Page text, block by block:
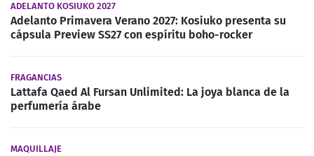
ADELANTO KOSIUKO 2027
Adelanto Primavera Verano 2027: Kosiuko presenta su
cápsula Preview SS27 con espíritu boho-rocker
FRAGANCIAS
Lattafa Qaed Al Fursan Unlimited: La joya blanca de la
perfumería árabe
MAQUILLAJE